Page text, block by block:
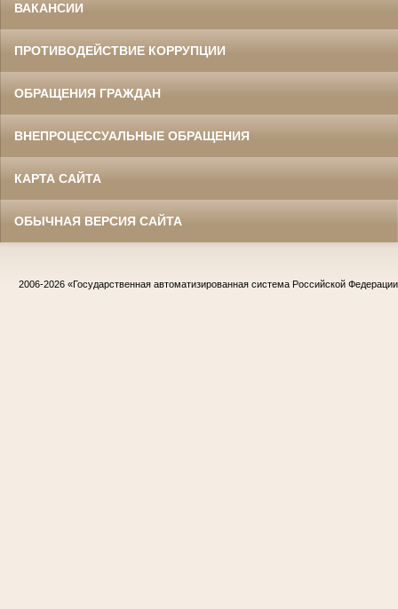
ВАКАНСИИ
ПРОТИВОДЕЙСТВИЕ КОРРУПЦИИ
ОБРАЩЕНИЯ ГРАЖДАН
ВНЕПРОЦЕССУАЛЬНЫЕ ОБРАЩЕНИЯ
КАРТА САЙТА
ОБЫЧНАЯ ВЕРСИЯ САЙТА
2006-2026 «Государственная автоматизированная система Российской